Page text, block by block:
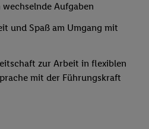
Aufgaben
und Spaß am Umgang mit
zur Arbeit in flexiblen
mit der Führungskraft